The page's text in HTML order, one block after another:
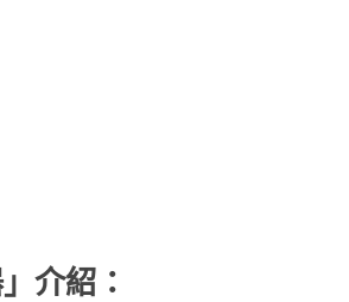
介紹：